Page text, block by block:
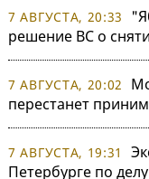
7 АВГУСТА, 20:33
решение ВС о
7 АВГУСТА, 20:02
перестанет
7 АВГУСТА, 19:31
Петербурге по